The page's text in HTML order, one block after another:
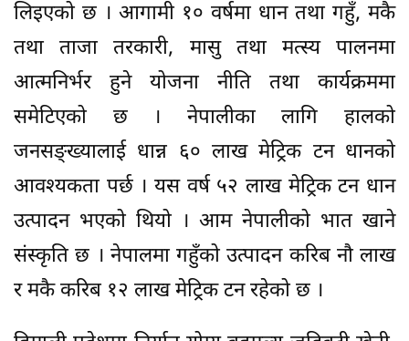
लिइएको छ । आगामी १० वर्षमा धान तथा गहुँ, मकै
तथा ताजा तरकारी, मासु तथा मत्स्य पालनमा
आत्मनिर्भर हुने योजना नीति तथा कार्यक्रममा
समेटिएको छ । नेपालीका लागि हालको
जनसङ्ख्यालाई धान्न ६० लाख मेट्रिक टन धानको
आवश्यकता पर्छ । यस वर्ष ५२ लाख मेट्रिक टन धान
उत्पादन भएको थियो । आम नेपालीको भात खाने
संस्कृति छ । नेपालमा गहुँको उत्पादन करिब नौ लाख
र मकै करिब १२ लाख मेट्रिक टन रहेको छ ।